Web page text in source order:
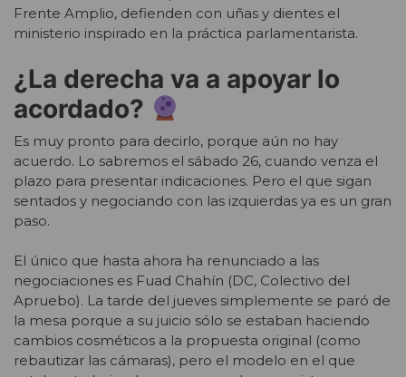
Frente Amplio, defienden con uñas y dientes el
ministerio inspirado en la práctica parlamentarista.
¿La derecha va a apoyar lo
acordado?
Es muy pronto para decirlo, porque aún no hay
acuerdo. Lo sabremos el sábado 26, cuando venza el
plazo para presentar indicaciones. Pero el que sigan
sentados y negociando con las izquierdas ya es un gran
paso.
El único que hasta ahora ha renunciado a las
negociaciones es Fuad Chahín (DC, Colectivo del
Apruebo). La tarde del jueves simplemente se paró de
la mesa porque a su juicio sólo se estaban haciendo
cambios cosméticos a la propuesta original (como
rebautizar las cámaras), pero el modelo en el que